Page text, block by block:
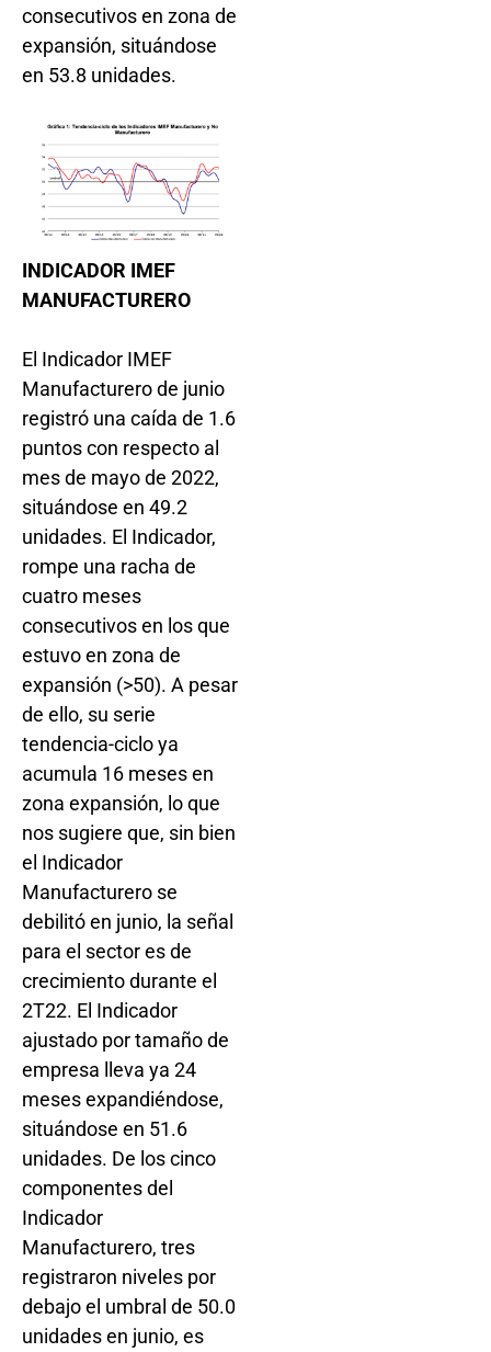
consecutivos en zona de
expansión, situándose
en 53.8 unidades.
INDICADOR IMEF
MANUFACTURERO
El Indicador IMEF
Manufacturero de junio
registró una caída de 1.6
puntos con respecto al
mes de mayo de 2022,
situándose en 49.2
unidades. El Indicador,
rompe una racha de
cuatro meses
consecutivos en los que
estuvo en zona de
expansión (>50). A pesar
de ello, su serie
tendencia-ciclo ya
acumula 16 meses en
zona expansión, lo que
nos sugiere que, sin bien
el Indicador
Manufacturero se
debilitó en junio, la señal
para el sector es de
crecimiento durante el
2T22. El Indicador
ajustado por tamaño de
empresa lleva ya 24
meses expandiéndose,
situándose en 51.6
unidades. De los cinco
componentes del
Indicador
Manufacturero, tres
registraron niveles por
debajo el umbral de 50.0
unidades en junio, es